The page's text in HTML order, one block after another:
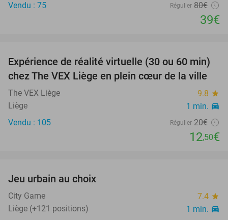
Vendu : 75 Régulier 80€
39€
38%
Expérience de réalité virtuelle (30 ou 60 min)
chez The VEX Liège en plein cœur de la ville
The VEX Liège 9.8 star
Liège 1 min. directions_car
Vendu : 105 Régulier 20€
12,50€
Jeu urbain au choix
City Game 7.4 star
Liège (+121 positions) 1 min. directions_car